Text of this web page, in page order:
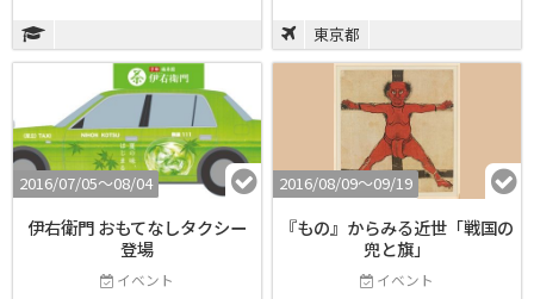
東京都
2016/07/05〜08/04
伊右衛門 おもてなしタクシー
登場
イベント
2016/08/09〜09/19
『もの』からみる近世「戦国の
兜と旗」
イベント